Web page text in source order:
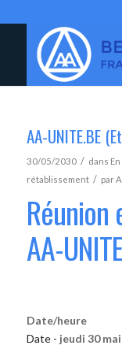
AA-UNITE.BE
30/05/2030 / dans
rétablissement / par
Réunion
AA-
Date/heure
Date - jeudi 30